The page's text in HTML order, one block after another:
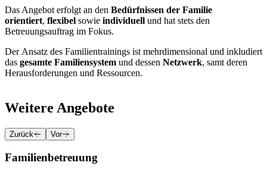
Das Angebot erfolgt an den Bedürfnissen der Familie
orientiert, flexibel sowie individuell und hat stets den
Betreuungsauftrag im Fokus.
Der Ansatz des Familientrainings ist mehrdimensional und inkludiert
das gesamte Familiensystem und dessen Netzwerk, samt deren
Herausforderungen und Ressourcen.
Weitere Angebote
Zurück Vor
Familienbetreuung